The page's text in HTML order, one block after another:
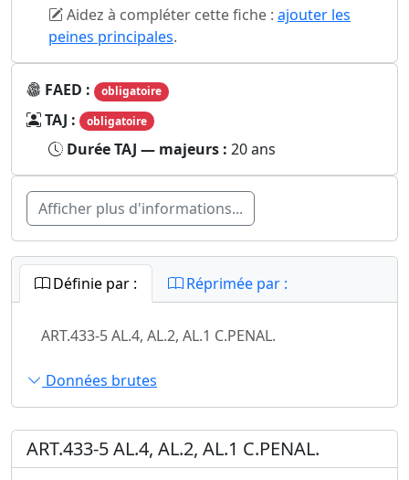
Aidez à compléter cette fiche : ajouter les
peines principales.
FAED : obligatoire
TAJ : obligatoire
Durée TAJ — majeurs : 20 ans
Afficher plus d'informations...
Définie par : Réprimée par :
ART.433-5 AL.4, AL.2, AL.1 C.PENAL.
Données brutes
ART.433-5 AL.4, AL.2, AL.1 C.PENAL.